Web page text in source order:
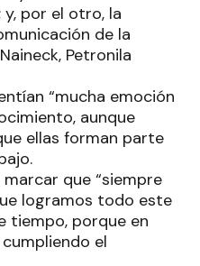
por el otro, la
de la
Petronila
“mucha emoción
aunque
ellas forman parte
que “siempre
logramos todo este
tiempo, porque en
el